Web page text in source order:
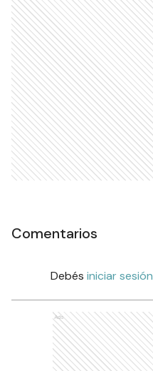
Comentarios
Debés iniciar sesión
Ads